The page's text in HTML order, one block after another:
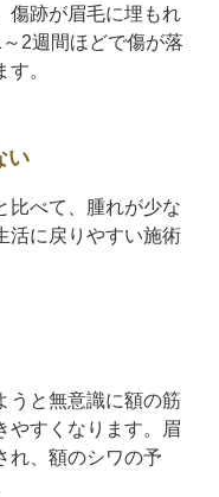
傷跡が眉毛に埋もれ
2週間ほどで傷が落
。
い
比べて、腫れが少な
活に戻りやすい施術
うと無意識に額の筋
やすくなります。眉
れ、額のシワの予